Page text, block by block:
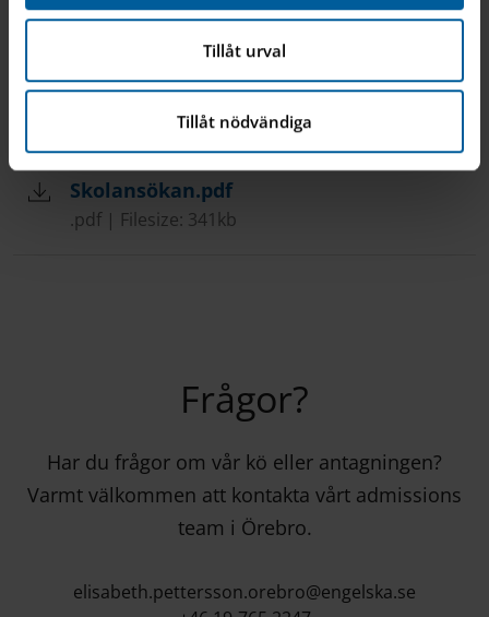
Tillåt urval
Tillåt nödvändiga
Fyll i ansökningsformuläret nedan och skicka det till den
skola du ansökt till, antingen via e-post eller post.
Skolansökan.pdf
.pdf | Filesize: 341kb
Frågor?
Har du frågor om vår kö eller antagningen?
Varmt välkommen att kontakta vårt admissions
team i Örebro.
elisabeth.pettersson.orebro@engelska.se